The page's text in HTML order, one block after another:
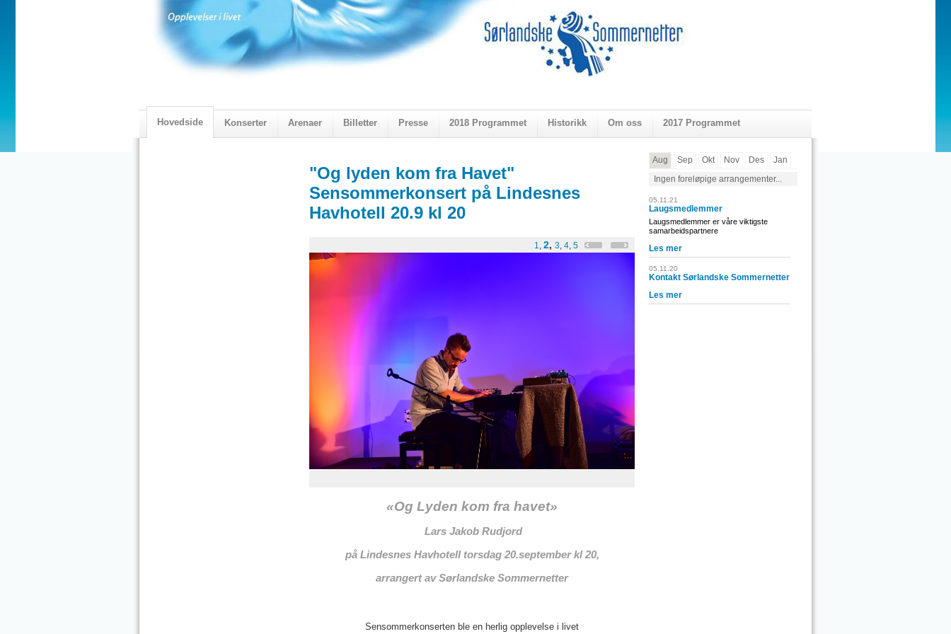
Hovedside Konserter Arenaer Billetter Presse 2018 Programmet Historikk Om oss 2017 Programmet
"Og lyden kom fra Havet"
Sensommerkonsert på Lindesnes
Havhotell 20.9 kl 20
1, 2, 3, 4, 5
«Og Lyden kom fra havet»
Lars Jakob Rudjord
på Lindesnes Havhotell torsdag 20.september kl 20,
arrangert av Sørlandske Sommernetter
Sensommerkonserten ble en herlig opplevelse i livet
Aug Sep Okt Nov Des
Jan
Ingen foreløpige arrangementer...
05.11.21
Laugsmedlemmer
Laugsmedlemmer er våre viktigste
samarbeidspartnere
Les mer
05.11.20
Kontakt Sørlandske Sommernetter
Les mer